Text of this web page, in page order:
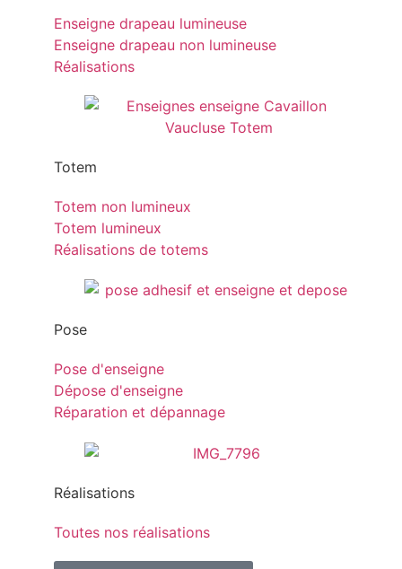
Enseigne drapeau lumineuse
Enseigne drapeau non lumineuse
Réalisations
Totem
Totem non lumineux
Totem lumineux
Réalisations de totems
Pose
Pose d'enseigne
Dépose d'enseigne
Réparation et dépannage
Réalisations
Toutes nos réalisations